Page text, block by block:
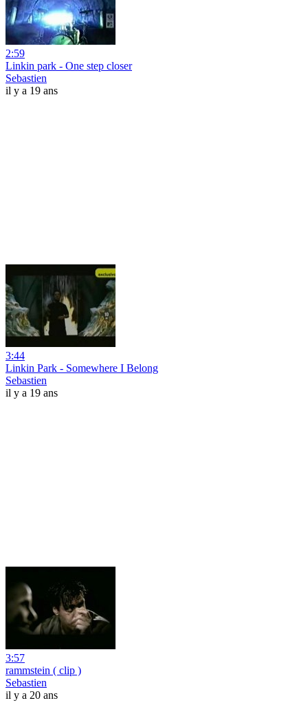
2:59
Linkin park - One step closer
Sebastien
il y a 19 ans
3:44
Linkin Park - Somewhere I Belong
Sebastien
il y a 19 ans
3:57
rammstein ( clip )
Sebastien
il y a 20 ans